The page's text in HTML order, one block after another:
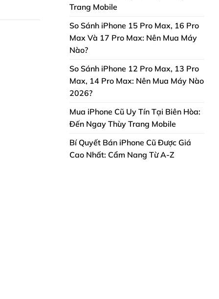
Trang Mobile
So Sánh iPhone 15 Pro Max, 16 Pro
Max Và 17 Pro Max: Nên Mua Máy
Nào?
So Sánh iPhone 12 Pro Max, 13 Pro
Max, 14 Pro Max: Nên Mua Máy Nào
2026?
Mua iPhone Cũ Uy Tín Tại Biên Hòa:
Đến Ngay Thùy Trang Mobile
Bí Quyết Bán iPhone Cũ Được Giá
Cao Nhất: Cẩm Nang Từ A-Z